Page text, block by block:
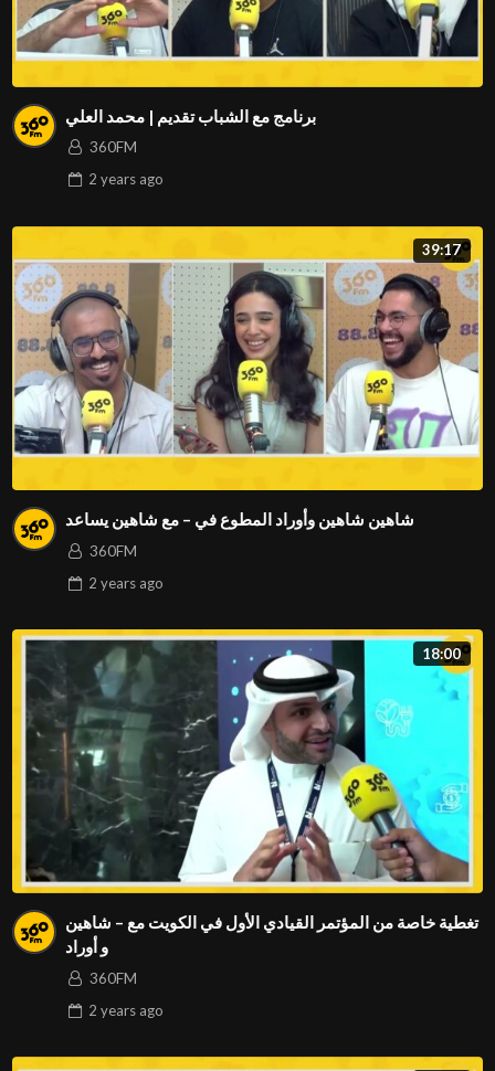
برنامج مع الشباب تقديم | محمد العلي
360FM
2 yearsago
39:17
شاهين شاهين وأوراد المطوع في – مع شاهين يساعد
360FM
2 yearsago
18:00
تغطية خاصة من المؤتمر القيادي الأول في الكويت مع – شاهين
و أوراد
360FM
2 yearsago